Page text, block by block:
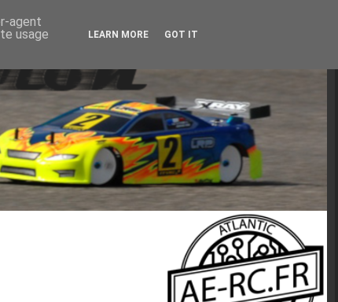
agent
usage
LEARN MORE GOT IT